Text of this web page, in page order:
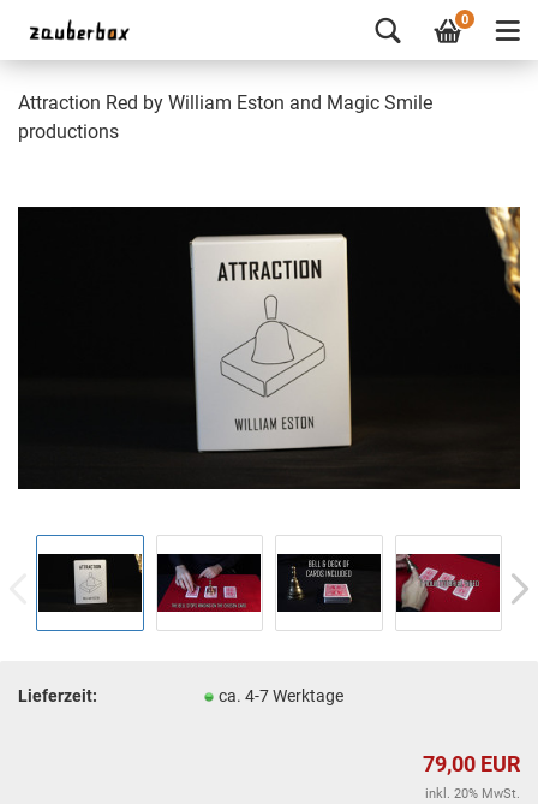
0
Attraction Red by William Eston and Magic Smile
productions
Lieferzeit: ca. 4-7 Werktage
79,00 EUR
inkl. 20% MwSt.